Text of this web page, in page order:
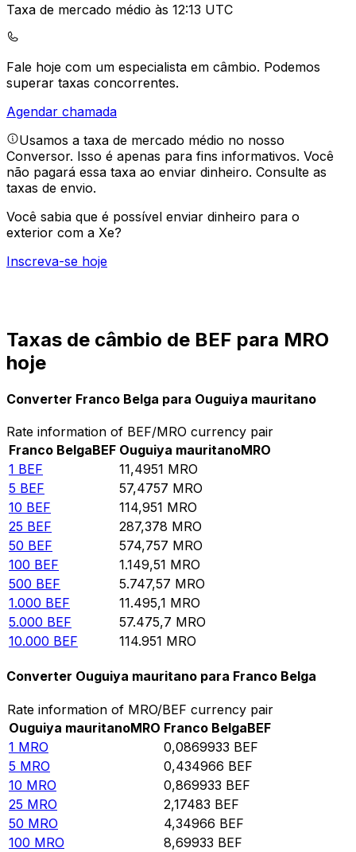
Taxa de mercado médio às 12:13 UTC
Fale hoje com um especialista em câmbio. Podemos
superar taxas concorrentes.
Agendar chamada
Usamos a taxa de mercado médio no nosso
Conversor. Isso é apenas para fins informativos. Você
não pagará essa taxa ao enviar dinheiro. Consulte as
taxas de envio.
Você sabia que é possível enviar dinheiro para o
exterior com a Xe?
Inscreva-se hoje
Taxas de câmbio de BEF para MRO
hoje
Converter Franco Belga para Ouguiya mauritano
Rate information of BEF/MRO currency pair
Franco BelgaBEF Ouguiya mauritanoMRO
1 BEF 11,4951 MRO
5 BEF 57,4757 MRO
10 BEF 114,951 MRO
25 BEF 287,378 MRO
50 BEF 574,757 MRO
100 BEF 1.149,51 MRO
500 BEF 5.747,57 MRO
1.000 BEF 11.495,1 MRO
5.000 BEF 57.475,7 MRO
10.000 BEF 114.951 MRO
Converter Ouguiya mauritano para Franco Belga
Rate information of MRO/BEF currency pair
Ouguiya mauritanoMRO Franco BelgaBEF
1 MRO 0,0869933 BEF
5 MRO 0,434966 BEF
10 MRO 0,869933 BEF
25 MRO 2,17483 BEF
50 MRO 4,34966 BEF
100 MRO 8,69933 BEF